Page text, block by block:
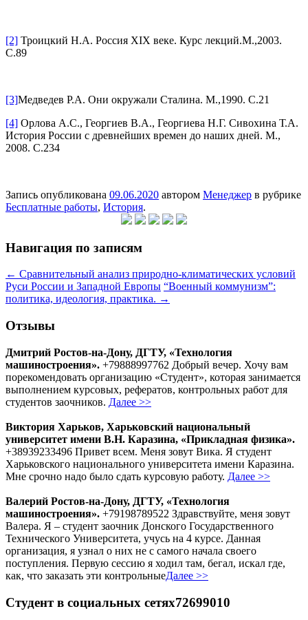
[2] Троицкий Н.А. Россия XIX веке. Курс лекций.М.,2003.
С.89
[3]Медведев Р.А. Они окружали Сталина. М.,1990. С.21
[4] Орлова А.С., Георгиев В.А., Георгиева Н.Г. Сивохина Т.А.
История России с древнейших времен до наших дней. М.,
2008. С.234
Запись опубликована 09.06.2020 автором Менеджер в рубрике
Бесплатные работы, История.
Навигация по записям
← Сравнительный анализ природно-климатических условий
Руси России и Западной Европы “Военный коммунизм”:
политика, идеология, практика. →
Отзывы
Дмитрий Ростов-на-Дону, ДГТУ, «Технология
машиностроения». +79888997762 Добрый вечер. Хочу вам
порекомендовать организацию «Студент», которая занимается
выполнением курсовых, рефератов, контрольных работ для
студентов заочников. Далее >>
Виктория Харьков, Харьковский национальный
университет имени В.Н. Каразина, «Прикладная физика».
+38939233496 Привет всем. Меня зовут Вика. Я студент
Харьковского национального университета имени Каразина.
Мне срочно надо было сдать курсовую работу. Далее >>
Валерий Ростов-на-Дону, ДГТУ, «Технология
машиностроения». +79198789522 Здравствуйте, меня зовут
Валера. Я – студент заочник Донского Государственного
Технического Университета, учусь на 4 курсе. Данная
организация, я узнал о них не с самого начала своего
поступления. Первую сессию я ходил там, бегал, искал где,
как, что заказать эти контрольныеДалее >>
Студент в социальных сетях72699010